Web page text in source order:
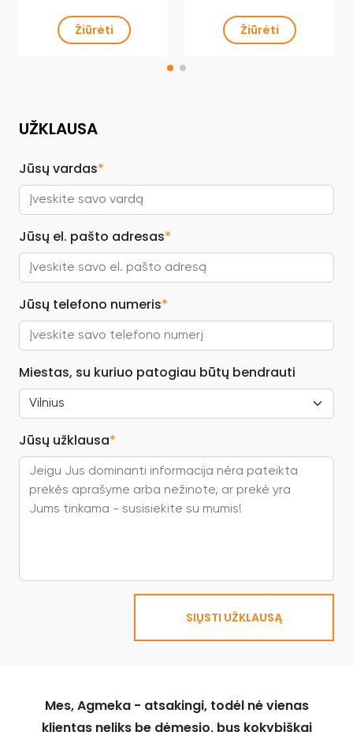
Žiūrėti Žiūrėti
UŽKLAUSA
Jūsų vardas*
Jūsų el. pašto adresas*
Jūsų telefono numeris*
Miestas, su kuriuo patogiau būtų bendrauti
Jūsų užklausa*
SIŲSTI UŽKLAUSĄ
Mes, Agmeka - atsakingi, todėl nė vienas
klientas neliks be dėmesio, bus kokybiškai